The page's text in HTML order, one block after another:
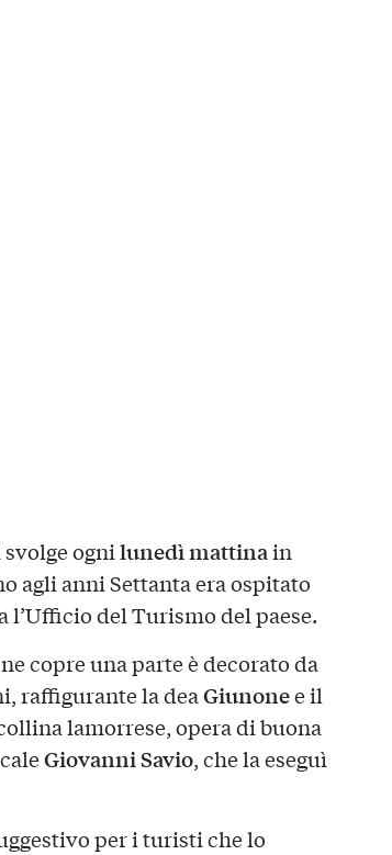
svolge ognilunedì mattinain
agli anni Settanta era ospitato
del Turismo del paese.
copre una parte è decorato da
raffigurante la deaGiunonee il
lamorrese, opera di buona
Giovanni Savio, che la eseguì
per i turisti che lo